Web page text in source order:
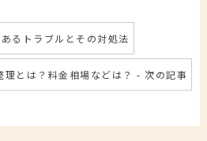
るトラブルとその対処法
理とは？料金相場などは？ - 次の記事